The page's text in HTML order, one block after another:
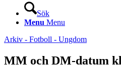
Sök
Menu Menu
Arkiv - Fotboll - Ungdom
MM och DM-datum